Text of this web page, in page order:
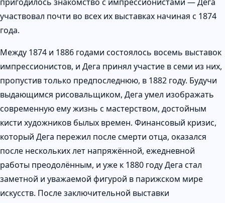
участвовал почти во всех их выставках начиная с 1874
года.
Между 1874 и 1886 годами состоялось восемь выставок
импрессионистов, и Дега принял участие в семи из них,
пропустив только предпоследнюю, в 1882 году. Будучи
выдающимся рисовальщиком, Дега умел изображать
современную ему жизнь с мастерством, достойным
кисти художников былых времен. Финансовый кризис,
который Дега пережил после смерти отца, оказался
после нескольких лет напряжённой, ежедневной
работы преодолённым, и уже к 1880 году Дега стал
заметной и уважаемой фигурой в парижском мире
искусств. После заключительной выставки